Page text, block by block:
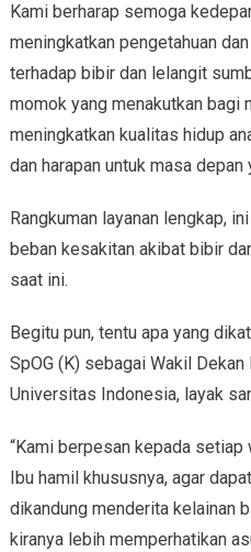
Kami berharap semoga
meningkatkan pengetahuan
terhadap bibir dan lelangit
momok yang menakutkan bagi
meningkatkan kualitas hidup
dan harapan untuk masa depan
Rangkuman layanan lengkap,
beban kesakitan akibat bibir
saat ini.
Begitu pun, tentu apa yang
SpOG (K) sebagai Wakil
Universitas Indonesia, layak
“Kami berpesan kepada
Ibu hamil khususnya, agar
dikandung menderita kelainan
kiranya lebih memperhatikan